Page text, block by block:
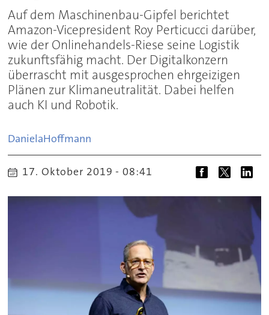
Auf dem Maschinenbau-Gipfel berichtet
Amazon-Vicepresident Roy Perticucci darüber,
wie der Onlinehandels-Riese seine Logistik
zukunftsfähig macht. Der Digitalkonzern
überrascht mit ausgesprochen ehrgeizigen
Plänen zur Klimaneutralität. Dabei helfen
auch KI und Robotik.
DanielaHoffmann
17. Oktober 2019 - 08:41